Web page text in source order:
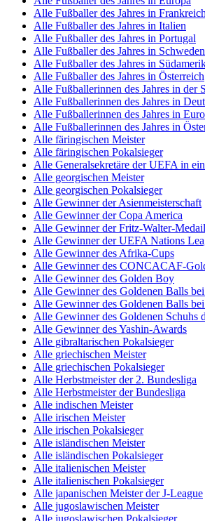
Alle Fußballer des Jahres in Frankreich
Alle Fußballer des Jahres in Italien
Alle Fußballer des Jahres in Portugal
Alle Fußballer des Jahres in Schweden
Alle Fußballer des Jahres in
Alle Fußballer des Jahres in Österreich
Alle Fußballerinnen des Jahres in der
Alle Fußballerinnen des Jahres in
Alle Fußballerinnen des Jahres in
Alle Fußballerinnen des Jahres in
Alle färingischen Meister
Alle färingischen Pokalsieger
Alle Generalsekretäre der UEFA in
Alle georgischen Meister
Alle georgischen Pokalsieger
Alle Gewinner der Asienmeisterschaft
Alle Gewinner der Copa America
Alle Gewinner der Fritz-Walter-
Alle Gewinner der UEFA Nations
Alle Gewinner des Afrika-Cups
Alle Gewinner des CONCACAF-
Alle Gewinner des Golden Boy
Alle Gewinner des Goldenen Balls
Alle Gewinner des Goldenen Balls
Alle Gewinner des Goldenen Schuhs
Alle Gewinner des Yashin-Awards
Alle gibraltarischen Pokalsieger
Alle griechischen Meister
Alle griechischen Pokalsieger
Alle Herbstmeister der 2. Bundesliga
Alle Herbstmeister der Bundesliga
Alle indischen Meister
Alle irischen Meister
Alle irischen Pokalsieger
Alle isländischen Meister
Alle isländischen Pokalsieger
Alle italienischen Meister
Alle italienischen Pokalsieger
Alle japanischen Meister der J-League
Alle jugoslawischen Meister
Alle jugoslawischen Pokalsieger